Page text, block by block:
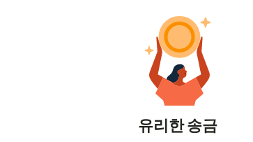
유리한 송금